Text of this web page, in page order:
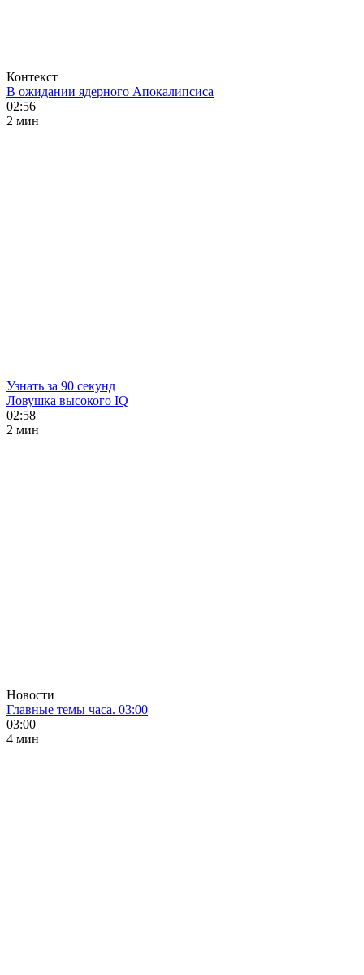
Контекст
В ожидании ядерного Апокалипсиса
02:56
2 мин
Узнать за 90 секунд
Ловушка высокого IQ
02:58
2 мин
Новости
Главные темы часа. 03:00
03:00
4 мин